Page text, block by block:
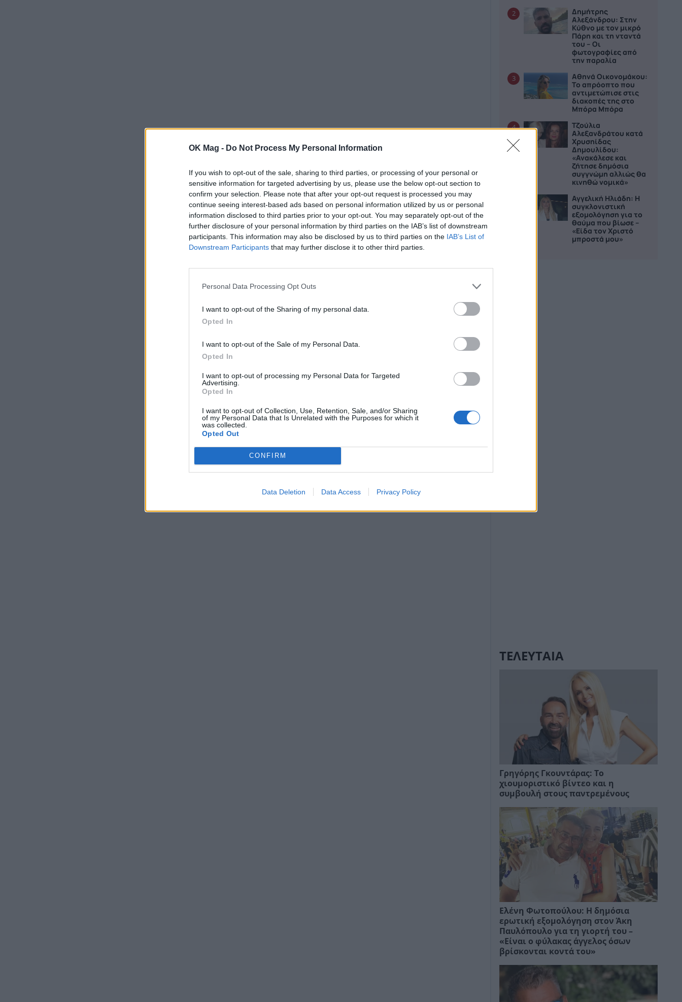
OK Mag - Do Not Process My Personal Information
If you wish to opt-out of the sale, sharing to third parties, or processing of your personal or
sensitive information for targeted advertising by us, please use the below opt-out section to
confirm your selection. Please note that after your opt-out request is processed you may
continue seeing interest-based ads based on personal information utilized by us or personal
information disclosed to third parties prior to your opt-out. You may separately opt-out of the
further disclosure of your personal information by third parties on the IAB’s list of downstream
participants. This information may also be disclosed by us to third parties on the IAB’s List of
Downstream Participants that may further disclose it to other third parties.
Personal Data Processing Opt Outs
I want to opt-out of the Sharing of my personal data.
Opted In
I want to opt-out of the Sale of my Personal Data.
Opted In
I want to opt-out of processing my Personal Data for Targeted
Advertising.
Opted In
I want to opt-out of Collection, Use, Retention, Sale, and/or Sharing
of my Personal Data that Is Unrelated with the Purposes for which it
was collected.
Opted Out
CONFIRM
Data Deletion Data Access Privacy Policy
2
Δημήτρης
Αλεξάνδρου: Στην
Κύθνο με τον μικρό
Πάρη και τη νταντά
του – Οι
φωτογραφίες από
την παραλία
3
Αθηνά Οικονομάκου:
Το απρόοπτο που
αντιμετώπισε στις
διακοπές της στο
Μπόρα Μπόρα
4
Τζούλια
Αλεξανδράτου κατά
Χρυσηίδας
Δημουλίδου:
«Ανακάλεσε και
ζήτησε δημόσια
συγγνώμη αλλιώς θα
κινηθώ νομικά»
Αγγελική Ηλιάδη: Η
συγκλονιστική
εξομολόγηση για το
θαύμα που βίωσε –
«Είδα τον Χριστό
μπροστά μου»
ΤΕΛΕΥΤΑΙΑ
Γρηγόρης Γκουντάρας: Το
χιουμοριστικό βίντεο και η
συμβουλή στους παντρεμένους
Ελένη Φωτοπούλου: Η δημόσια
ερωτική εξομολόγηση στον Άκη
Παυλόπουλο για τη γιορτή του –
«Είναι ο φύλακας άγγελος όσων
βρίσκονται κοντά του»